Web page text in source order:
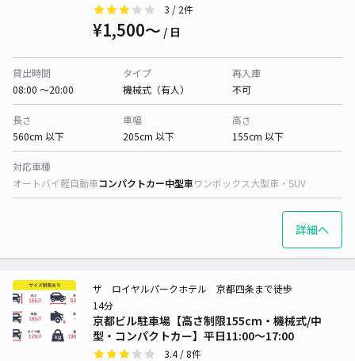
3 / 2件
¥1,500〜 / 日
貸出時間
08:00 〜20:00
タイプ
機械式（有人）
再入庫
不可
長さ
560cm 以下
車幅
205cm 以下
高さ
155cm 以下
対応車種
オートバイ軽自動車コンパクトカー中型車ワンボックス大型車・SUV
詳細へ
京都ビル駐車場【高さ制限155cm・機械式/中
型・コンパクトカー】平日11:00～17:00
ザ ロイヤルパークホテル 京都四条まで徒歩
14分
3.4/ 8件